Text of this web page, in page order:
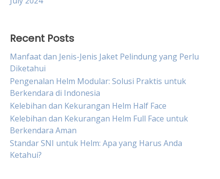
Recent Posts
Manfaat dan Jenis-Jenis Jaket Pelindung yang Perlu
Diketahui
Pengenalan Helm Modular: Solusi Praktis untuk
Berkendara di Indonesia
Kelebihan dan Kekurangan Helm Half Face
Kelebihan dan Kekurangan Helm Full Face untuk
Berkendara Aman
Standar SNI untuk Helm: Apa yang Harus Anda
Ketahui?